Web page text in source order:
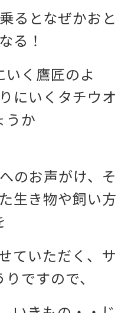
るとなぜかおと
る！
いく鷹匠のよ
にいくタチウオ
うか
のお声がけ、そ
生き物や飼い方
ていただく、サ
ですので、